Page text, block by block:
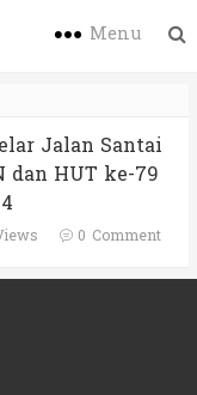
Menu
Jalan Santai
dan HUT ke-79
0 Comment